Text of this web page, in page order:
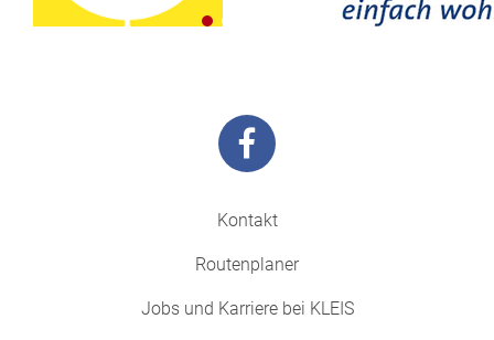
Kontakt
Routenplaner
Jobs und Karriere bei KLEIS